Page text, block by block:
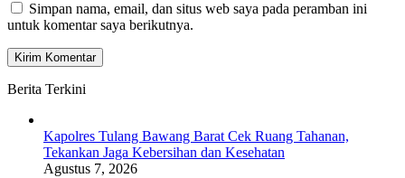
Simpan nama, email, dan situs web saya pada peramban ini
untuk komentar saya berikutnya.
Berita Terkini
Kapolres Tulang Bawang Barat Cek Ruang Tahanan,
Tekankan Jaga Kebersihan dan Kesehatan
Agustus 7, 2026